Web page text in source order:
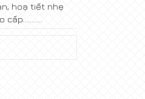
hoạ tiết nhẹ